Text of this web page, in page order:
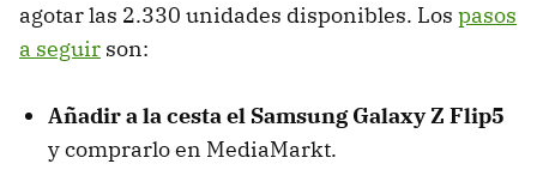
agotar las 2.330 unidades disponibles. Los pasos
a seguir son:
Añadir a la cesta el Samsung Galaxy Z Flip5
y comprarlo en MediaMarkt.